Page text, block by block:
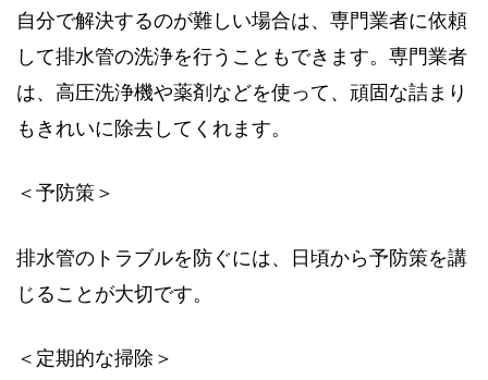
自分で解決するのが難しい場合は、専門業者に依頼
して排水管の洗浄を行うこともできます。専門業者
は、高圧洗浄機や薬剤などを使って、頑固な詰まり
もきれいに除去してくれます。
＜予防策＞
排水管のトラブルを防ぐには、日頃から予防策を講
じることが大切です。
＜定期的な掃除＞